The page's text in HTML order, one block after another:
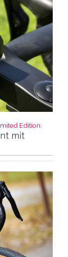
Edition:
mit